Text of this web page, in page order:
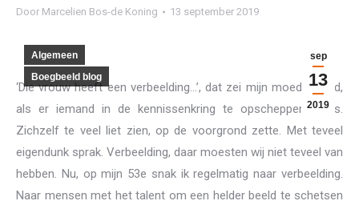
Door Marcelien Bos-de Koning 13 september 2019
sep
13
2019
Algemeen
Boegbeeld blog
‘Die vrouw heeft een verbeelding…’, dat zei mijn moeder altijd,
als er iemand in de kennissenkring te opschepperig was.
Zichzelf te veel liet zien, op de voorgrond zette. Met teveel
eigendunk sprak. Verbeelding, daar moesten wij niet teveel van
hebben. Nu, op mijn 53e snak ik regelmatig naar verbeelding.
Naar mensen met het talent om een helder beeld te schetsen